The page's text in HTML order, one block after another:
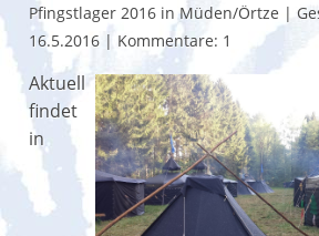
Pfingstlager 2016 in Müden/Örtze |
16.5.2016 | Kommentare: 1
Aktuell
findet
in